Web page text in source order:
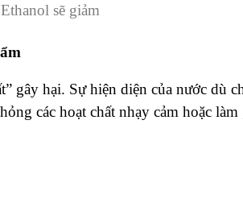
sẽ giảm
gây hại. Sự hiện diện của nước dù
các hoạt chất nhạy cảm hoặc làm